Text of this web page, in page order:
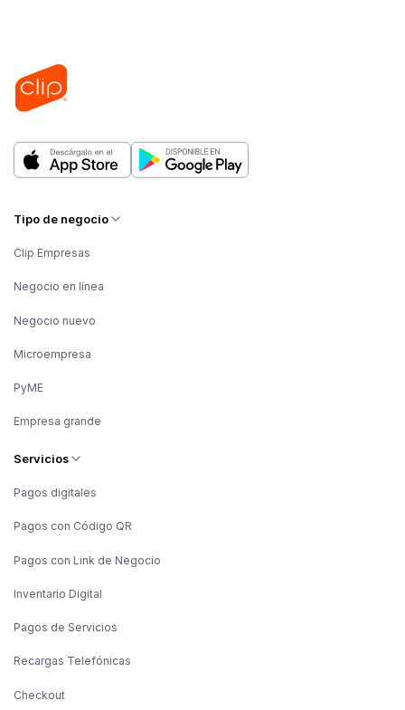
Servicios
Pagos digitales
Pagos con Código QR
Pagos con Link de Negocio
Inventario Digital
Pagos de Servicios
Recargas Telefónicas
Checkout
Tipo de negocio
Clip Empresas
Negocio en línea
Negocio nuevo
Microempresa
PyME
Empresa grande